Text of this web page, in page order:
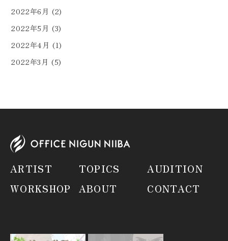
2022年6月 (2)
2022年5月 (3)
2022年4月 (1)
2022年3月 (5)
ARTIST TOPICS
AUDITION
WORKSHOP
ABOUT CONTACT